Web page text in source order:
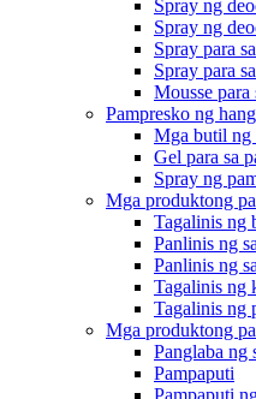
Spray ng
Spray ng
Spray para
Spray para
Mousse para
Pampresko ng
Mga butil ng
Gel para sa
Spray ng
Mga produktong
Tagalinis ng
Panlinis ng
Panlinis ng
Tagalinis ng
Tagalinis ng
Mga produktong
Panglaba ng
Pampaputi
Pampaputi